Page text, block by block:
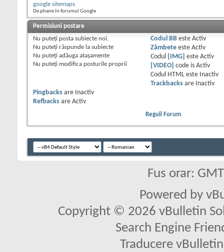
google sitemaps
De phane în forumul Google
Permisiuni postare
Nu puteţi posta subiecte noi.
Nu puteţi răspunde la subiecte
Nu puteţi adăuga ataşamente
Nu puteţi modifica posturile proprii
Codul BBeste Activ
Zâmbeteeste Activ
Codul
[IMG] este Activ
[VIDEO] code is Activ
Codul HTML este
Inactiv
Trackbacksare
Inactiv
Pingbacks are
Inactiv
Refbacks are Activ
Reguli Forum
Fus orar:
Powered by
Copyright © 2026 vBulletin
Search Engine
Traducere